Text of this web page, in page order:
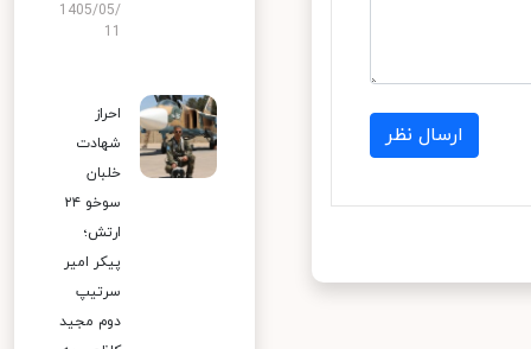
ارسال نظر
1405/05/
احراز
شهادت
خلبان
سوخو ۲۴
ارتش؛
پیکر امیر
سرتیپ
دوم مجید